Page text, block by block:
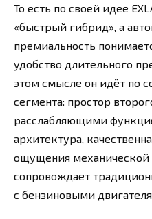
То есть по своей идее
«быстрый гибрид», а
премиальность
удобство длительного
этом смысле он идёт по
сегмента: простор
расслабляющими
архитектура,
ощущения механической
сопровождает
с бензиновыми